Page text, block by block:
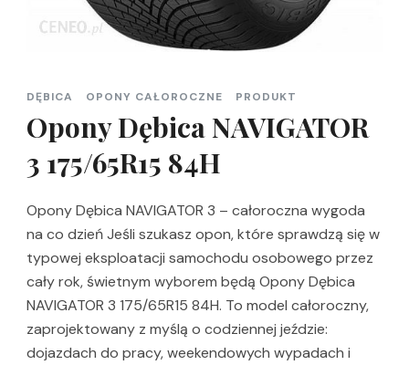
DĘBICA OPONY CAŁOROCZNE PRODUKT
Opony Dębica NAVIGATOR
3 175/65R15 84H
Opony Dębica NAVIGATOR 3 – całoroczna wygoda
na co dzień Jeśli szukasz opon, które sprawdzą się w
typowej eksploatacji samochodu osobowego przez
cały rok, świetnym wyborem będą Opony Dębica
NAVIGATOR 3 175/65R15 84H. To model całoroczny,
zaprojektowany z myślą o codziennej jeździe:
dojazdach do pracy, weekendowych wypadach i